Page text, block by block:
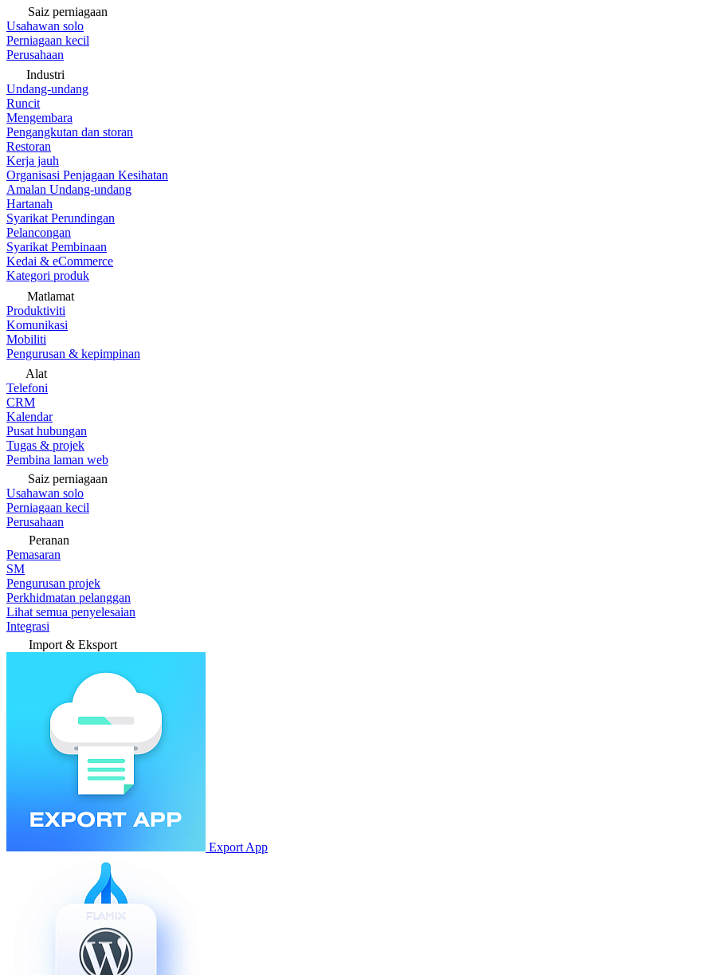
Saiz perniagaan
Usahawan solo
Perniagaan kecil
Perusahaan
Industri
Undang-undang
Runcit
Mengembara
Pengangkutan dan storan
Restoran
Kerja jauh
Organisasi Penjagaan Kesihatan
Amalan Undang-undang
Hartanah
Syarikat Perundingan
Pelancongan
Syarikat Pembinaan
Kedai & eCommerce
Kategori produk
Matlamat
Produktiviti
Komunikasi
Mobiliti
Pengurusan & kepimpinan
Alat
Telefoni
CRM
Kalendar
Pusat hubungan
Tugas & projek
Pembina laman web
Saiz perniagaan
Usahawan solo
Perniagaan kecil
Perusahaan
Peranan
Pemasaran
SM
Pengurusan projek
Perkhidmatan pelanggan
Lihat semua penyelesaian
Integrasi
Import & Eksport
Export App